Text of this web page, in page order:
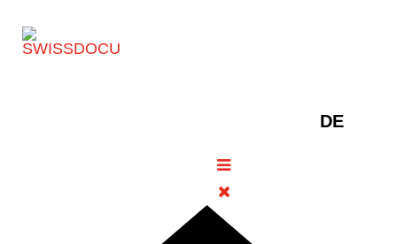
DE
Imcivree® (Setmelanotid):
Bardet-Biedl-Syndrom (BBS)
Pharmazie